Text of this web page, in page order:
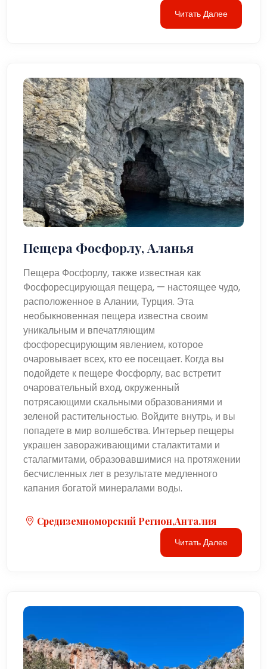
Читать Далее
Пещера Фосфорлу, Аланья
Пещера Фосфорлу, также известная как
Фосфоресцирующая пещера, — настоящее чудо,
расположенное в Алании, Турция. Эта
необыкновенная пещера известна своим
уникальным и впечатляющим
фосфоресцирующим явлением, которое
очаровывает всех, кто ее посещает. Когда вы
подойдете к пещере Фосфорлу, вас встретит
очаровательный вход, окруженный
потрясающими скальными образованиями и
зеленой растительностью. Войдите внутрь, и вы
попадете в мир волшебства. Интерьер пещеры
украшен завораживающими сталактитами и
сталагмитами, образовавшимися на протяжении
бесчисленных лет в результате медленного
капания богатой минералами воды.
Средиземноморский Регион,Анталия
Читать Далее